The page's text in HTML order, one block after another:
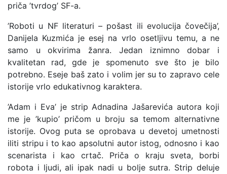
priča ’tvrdog’ SF-a.
’Roboti u NF literaturi – pošast ili evolucija čovečija’,
Danijela Kuzmića je esej na vrlo osetljivu temu, a ne
samo u okvirima žanra. Jedan iznimno dobar i
kvalitetan rad, gde je spomenuto sve što je bilo
potrebno. Eseje baš zato i volim jer su to zapravo cele
istorije vrlo edukativnog karaktera.
’Adam i Eva’ je strip Adnadina Jašarevića autora koji
me je ’kupio’ pričom u broju sa temom alternativne
istorije. Ovog puta se oprobava u devetoj umetnosti
iliti stripu i to kao apsolutni autor istog, odnosno i kao
scenarista i kao crtač. Priča o kraju sveta, borbi
robota i ljudi, ali ipak nadi u bolje sutra. Strip deluje